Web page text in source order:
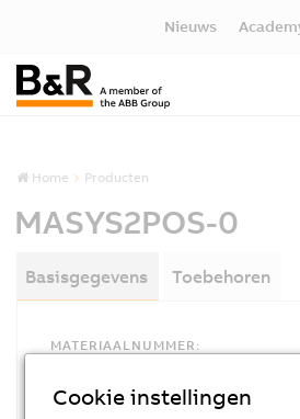
Nieuws
Home Producten
MASYS2POS-0
Basisgegevens Toebehoren
MATERIAALNUMMER:
Cookie instellingen